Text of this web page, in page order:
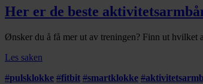
Her er de beste
Ønsker du å få mer ut av treningen? Finn ut hvilket
Les saken
#pulsklokke #fitbit #smartklokke #